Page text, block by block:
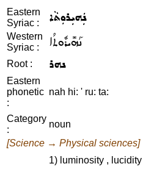
Eastern
Syriac :
ܢܲܗܝܼܪܘܼܬܵܐ
Western
Syriac :
ܢܰܗܺܝܪܽܘܬܳܐ
Root : ܢܗܪ
Eastern
phonetic
:
nah hi: ' ru: ta:
Category
:
noun
[Science → Physical sciences]
1) luminosity ,